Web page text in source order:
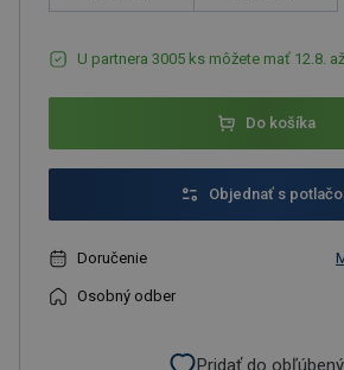
U partnera 3005 ks môžete mať 12.8.
Do košíka
Objednať s
Doručenie
Osobný odber
Pridať do